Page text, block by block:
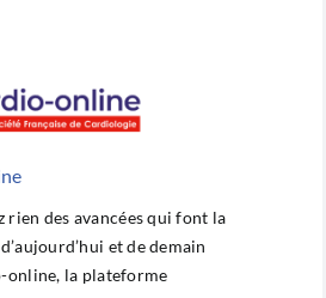
rien des avancées qui font la
et de demain
online, la plateforme